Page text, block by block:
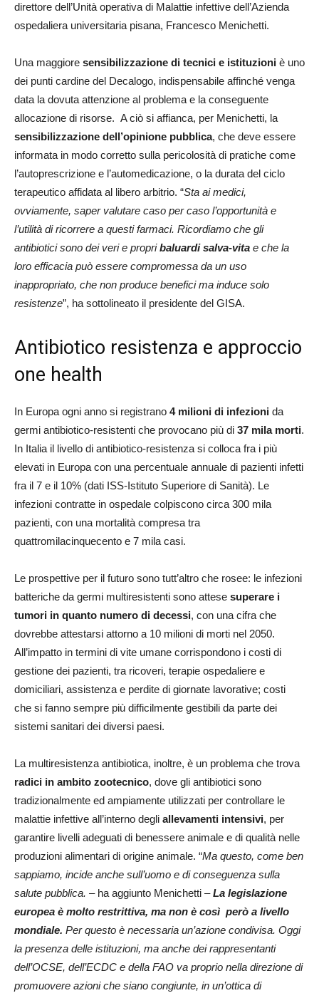
direttore dell’Unità operativa di Malattie infettive dell’Azienda
ospedaliera universitaria pisana, Francesco Menichetti.
Una maggiore sensibilizzazione di tecnici e istituzioni è uno
dei punti cardine del Decalogo, indispensabile affinché venga
data la dovuta attenzione al problema e la conseguente
allocazione di risorse. A ciò si affianca, per Menichetti, la
sensibilizzazione dell’opinione pubblica, che deve essere
informata in modo corretto sulla pericolosità di pratiche come
l’autoprescrizione e l’automedicazione, o la durata del ciclo
terapeutico affidata al libero arbitrio. “Sta ai medici,
ovviamente, saper valutare caso per caso l’opportunità e
l’utilità di ricorrere a questi farmaci. Ricordiamo che gli
antibiotici sono dei veri e propribaluardi salva-vita e che la
loro efficacia può essere compromessa da un uso
inappropriato, che non produce benefici ma induce solo
resistenze”, ha sottolineato il presidente del GISA.
Antibiotico resistenza e approccio
one health
In Europa ogni anno si registrano 4 milioni di infezioni da
germi antibiotico-resistenti che provocano più di 37 mila morti.
In Italia il livello di antibiotico-resistenza si colloca fra i più
elevati in Europa con una percentuale annuale di pazienti infetti
fra il 7 e il 10% (dati ISS-Istituto Superiore di Sanità). Le
infezioni contratte in ospedale colpiscono circa 300 mila
pazienti, con una mortalità compresa tra
quattromilacinquecento e 7 mila casi.
Le prospettive per il futuro sono tutt’altro che rosee: le infezioni
batteriche da germi multiresistenti sono attese superare i
tumori in quanto numero di decessi, con una cifra che
dovrebbe attestarsi attorno a 10 milioni di morti nel 2050.
All’impatto in termini di vite umane corrispondono i costi di
gestione dei pazienti, tra ricoveri, terapie ospedaliere e
domiciliari, assistenza e perdite di giornate lavorative; costi
che si fanno sempre più difficilmente gestibili da parte dei
sistemi sanitari dei diversi paesi.
La multiresistenza antibiotica, inoltre, è un problema che trova
radici in ambito zootecnico, dove gli antibiotici sono
tradizionalmente ed ampiamente utilizzati per controllare le
malattie infettive all’interno degli allevamenti intensivi, per
garantire livelli adeguati di benessere animale e di qualità nelle
produzioni alimentari di origine animale. “Ma questo, come ben
sappiamo, incide anche sull’uomo e di conseguenza sulla
salute pubblica. – ha aggiunto Menichetti –La legislazione
europea è molto restrittiva, ma non è così però a livello
mondiale. Per questo è necessaria un’azione condivisa. Oggi
la presenza delle istituzioni, ma anche dei rappresentanti
dell’OCSE, dell’ECDC e della FAO va proprio nella direzione di
promuovere azioni che siano congiunte, in un’ottica di